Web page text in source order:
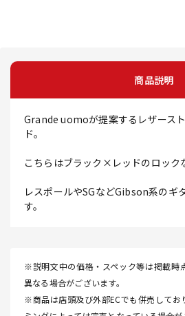
商品説明
Grande uomoが提案するレザース
ド。
こちらはブラック×レッドのロック
レスポールやSGなどGibson系のギ
す。
※説明文中の価格・スペック等は掲載時
異なる場合がございます。
※商品は店頭及び外部ECでも併売してお